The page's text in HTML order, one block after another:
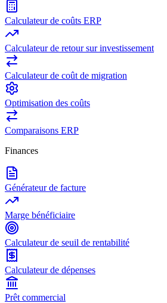
Calculateur de coûts ERP
Calculateur de retour sur investissement
Calculateur de coût de migration
Optimisation des coûts
Comparaisons ERP
Finances
Générateur de facture
Marge bénéficiaire
Calculateur de seuil de rentabilité
Calculateur de dépenses
Prêt commercial